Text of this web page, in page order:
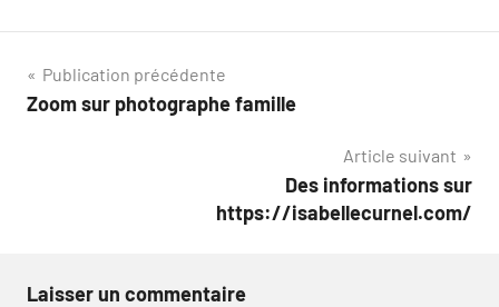
Navigation
de
Publication précédente
Zoom sur photographe famille
Article suivant
Des informations sur
https://isabellecurnel.com/
Laisser un commentaire